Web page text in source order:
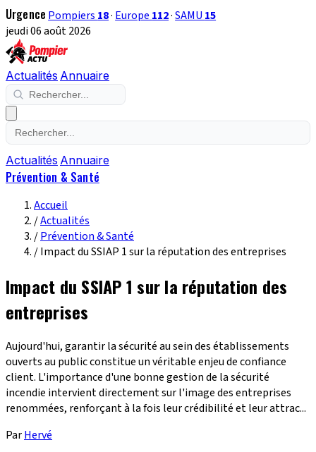
Urgence Pompiers 18· Europe 112·SAMU 15
jeudi 06 août 2026
Actualités Annuaire
Actualités Annuaire
Prévention & Santé
Accueil
/Actualités
/Prévention & Santé
/Impact du SSIAP 1 sur la réputation des entreprises
Impact du SSIAP 1 sur la réputation des
entreprises
Aujourd'hui, garantir la sécurité au sein des établissements
ouverts au public constitue un véritable enjeu de confiance
client. L'importance d'une bonne gestion de la sécurité
incendie intervient directement sur l'image des entreprises
renommées, renforçant à la fois leur crédibilité et leur attrac...
ParHervé